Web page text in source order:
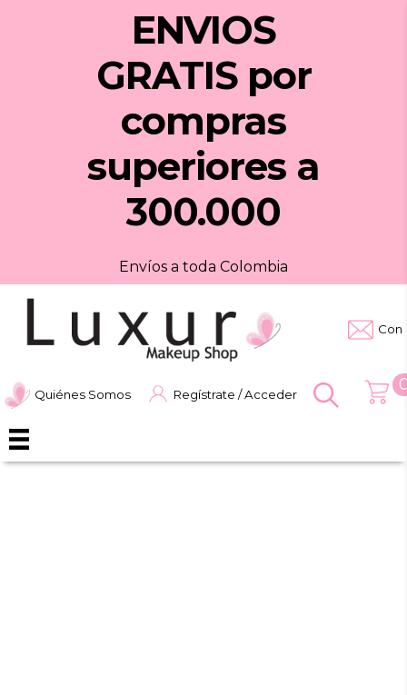
ENVIOS
GRATIS por
compras
superiores a
300.000
Envíos a toda Colombia
Quiénes Somos Regístrate / Acceder